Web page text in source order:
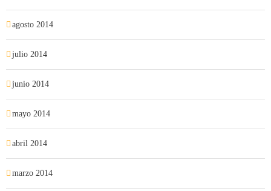
agosto 2014
julio 2014
junio 2014
mayo 2014
abril 2014
marzo 2014